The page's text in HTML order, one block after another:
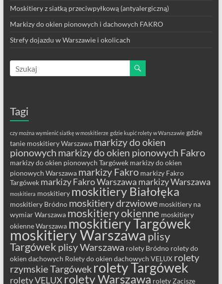
Moskitiery z siatką przeciwpyłkową (antyalergiczną)
Markizy do okien pionowych i dachowych FAKRO
Strefy dojazdu w Warszawie i okolicach
Tagi
czy można wymienić siatkę w moskitierze gdzie kupić rolety w Warszawie gdzie
tanie moskitiery Warszawa markizy do okien
pionowych markizy do okien pionowych Fakro
markizy do okien pionowych Targówek markizy do okien
pionowych Warszawa markizy Fakro markizy Fakro
Targówek markizy Fakro Warszawa markizy Warszawa
moskitiera moskitiery moskitiery Białołęka
moskitiery Bródno moskitiery drzwiowe moskitiery na
wymiar Warszawa moskitiery okienne moskitiery
okienne Warszawa moskitiery Targówek
moskitiery Warszawa plisy
Targówek plisy Warszawa rolety Bródno rolety do
okien dachowych Rolety do okien dachowych VELUX rolety
rzymskie Targówek rolety Targówek
rolety VELUX rolety Warszawa rolety Zacisze